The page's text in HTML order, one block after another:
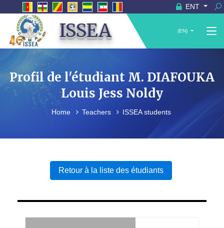
ENT
ISSEA (EN)
Profil de l'étudiant M. DIAFOUKA
Louis Jess Noldy
Home Teachers ISSEA students
Retour à la liste des étudiants